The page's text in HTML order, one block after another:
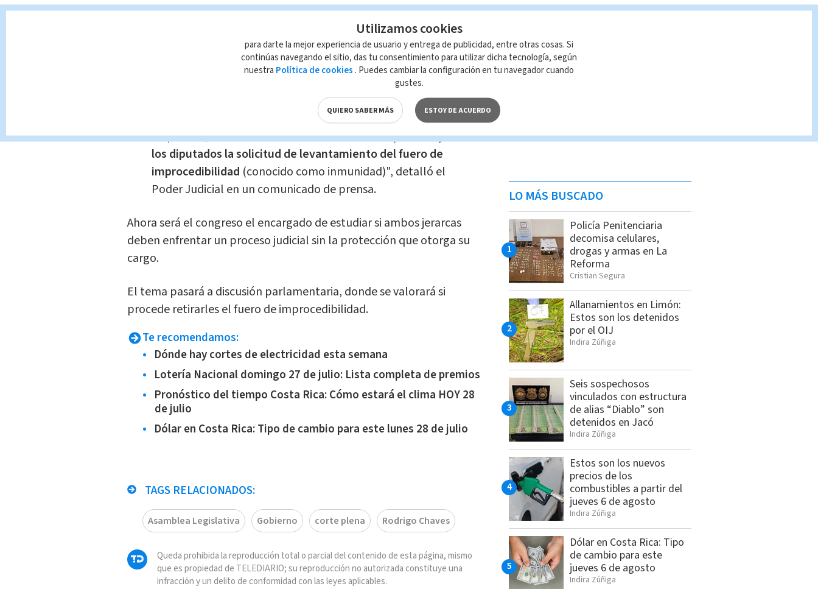
Dónde hay cortes de electricidad esta
semana
Indira Zúñiga
"El Poder Judicial remitió a la Asamblea Legislativa la
resolución de Corte Plena, junto con el expediente
respectivo, mediante la cualse traslada a las diputadas y
los diputados la solicitud de levantamiento del fuero de
improcedibilidad (conocido como inmunidad)", detalló el
Poder Judicial en un comunicado de prensa.
Ahora será el congreso el encargado de estudiar si ambos jerarcas
deben enfrentar un proceso judicial sin la protección que otorga su
cargo.
El tema pasará a discusión parlamentaria, donde se valorará si
procede retirarles el fuero de improcedibilidad.
Te recomendamos:
Dónde hay cortes de electricidad esta semana
Lotería Nacional domingo 27 de julio: Lista completa de premios
Pronóstico del tiempo Costa Rica: Cómo estará el clima HOY 28
de julio
Dólar en Costa Rica: Tipo de cambio para este lunes 28 de julio
TAGS RELACIONADOS:
Asamblea Legislativa Gobierno corte plena Rodrigo Chaves
Queda prohibida la reproducción total o parcial del contenido de esta página, mismo
que es propiedad de TELEDIARIO; su reproducción no autorizada constituye una
infracción y un delito de conformidad con las leyes aplicables.
LO MÁS BUSCADO
Policía Penitenciaria
decomisa celulares,
drogas y armas en La
Reforma
Cristian Segura
Allanamientos en Limón:
Estos son los detenidos
por el OIJ
Indira Zúñiga
Seis sospechosos
vinculados con estructura
de alias “Diablo” son
detenidos en Jacó
Indira Zúñiga
Estos son los nuevos
precios de los
combustibles a partir del
jueves 6 de agosto
Indira Zúñiga
Dólar en Costa Rica: Tipo
de cambio para este
jueves 6 de agosto
Indira Zúñiga
Utilizamos cookies
para darte la mejor experiencia de usuario y entrega de publicidad, entre otras cosas. Si
continúas navegando el sitio, das tu consentimiento para utilizar dicha tecnología, según
nuestra Política de cookies . Puedes cambiar la configuración en tu navegador cuando
gustes.
QUIERO SABER MÁS ESTOY DE ACUERDO